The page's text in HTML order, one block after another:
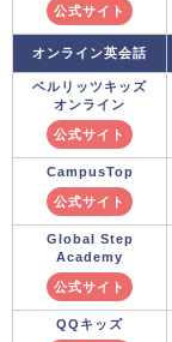
公式サイト
オンライン英会話
ベルリッツキッズ
オンライン
公式サイト
CampusTop
公式サイト
Global Step
Academy
公式サイト
QQキッズ